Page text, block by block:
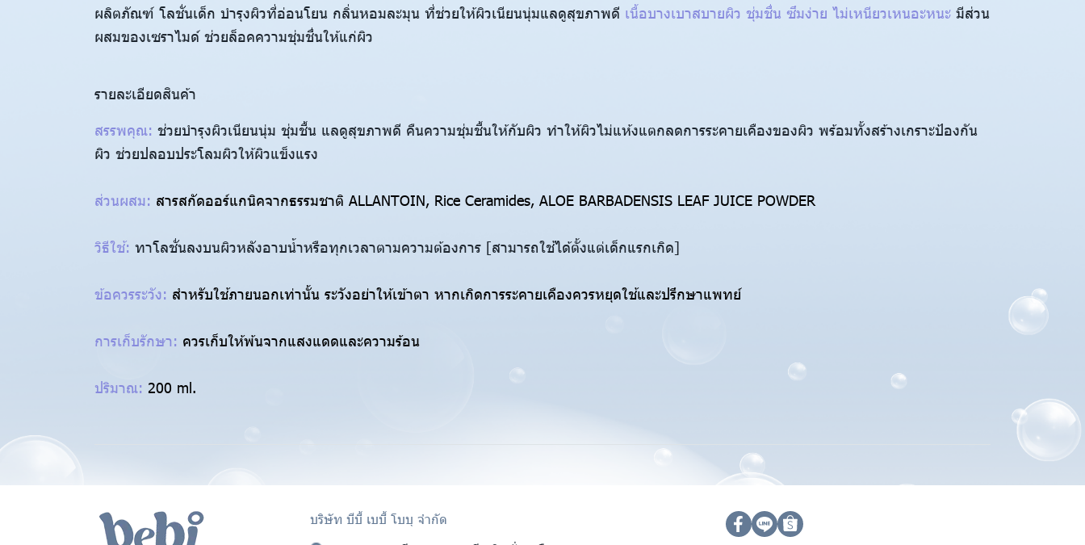
ผลิตภัณฑ์ โลชั่นเด็ก บำรุงผิวที่อ่อนโยน กลิ่นหอมละมุน ที่ช่วยให้ผิวเนียนนุ่มแลดูสุขภาพดี เนื้อบางเบาสบายผิว ชุ่มชื่น ซึมง่าย ไม่เหนียวเหนอะหนะ มีส่วน
ผสมของเซราไมด์ ช่วยล็อคความชุ่มชื่นให้แก่ผิว
รายละเอียดสินค้า
สรรพคุณ: ช่วยบำรุงผิวเนียนนุ่ม ชุ่มชื้น แลดูสุขภาพดี คืนความชุ่มชื้นให้กับผิว ทำให้ผิวไม่แห้งแตกลดการระคายเคืองของผิว พร้อมทั้งสร้างเกราะป้องกัน
ผิว ช่วยปลอบประโลมผิวให้ผิวแข็งแรง
ส่วนผสม: สารสกัดออร์แกนิคจากธรรมชาติ ALLANTOIN, Rice Ceramides, ALOE BARBADENSIS LEAF JUICE POWDER
วิธีใช้: ทาโลชั่นลงบนผิวหลังอาบน้ำหรือทุกเวลาตามความต้องการ [สามารถใช้ได้ตั้งแต่เด็กแรกเกิด]
ข้อควรระวัง: สำหรับใช้ภายนอกเท่านั้น ระวังอย่าให้เข้าตา หากเกิดการระคายเคืองควรหยุดใช้และปรึกษาแพทย์
การเก็บรักษา: ควรเก็บให้พ้นจากแสงแดดและความร้อน
ปริมาณ: 200 ml.
บริษัท บีบี้ เบบี้ โบบุ จำกัด